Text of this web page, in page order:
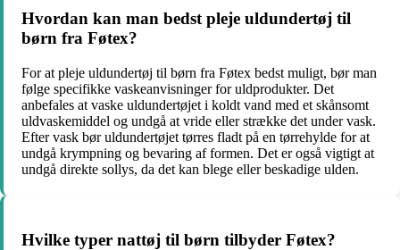
Hvordan kan man bedst pleje uldundertøj til
børn fra Føtex?
For at pleje uldundertøj til børn fra Føtex bedst muligt, bør man
følge specifikke vaskeanvisninger for uldprodukter. Det
anbefales at vaske uldundertøjet i koldt vand med et skånsomt
uldvaskemiddel og undgå at vride eller strække det under vask.
Efter vask bør uldundertøjet tørres fladt på en tørrehylde for at
undgå krympning og bevaring af formen. Det er også vigtigt at
undgå direkte sollys, da det kan blege eller beskadige ulden.
Hvilke typer nattøj til børn tilbyder Føtex?